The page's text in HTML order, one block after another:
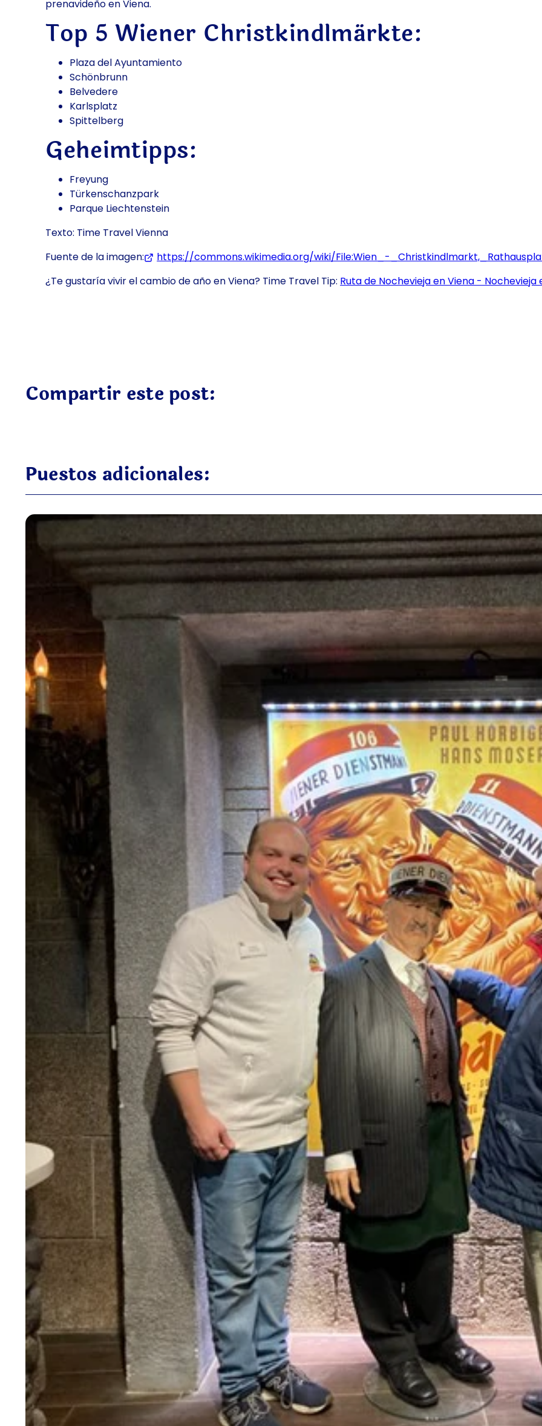
prenavideño en Viena.
Top 5 Wiener Christkindlmärkte:
Plaza del Ayuntamiento
Schönbrunn
Belvedere
Karlsplatz
Spittelberg
Geheimtipps:
Freyung
Türkenschanzpark
Parque Liechtenstein
Texto: Time Travel Vienna
Fuente de la imagen:
https://commons.wikimedia.org/wiki/File:Wien_-
¿Te gustaría vivir el cambio de año en Viena? Time Travel Tip: Ruta de Nochevieja en Viena - Nochevieja
Compartir este post:
Puestos adicionales: